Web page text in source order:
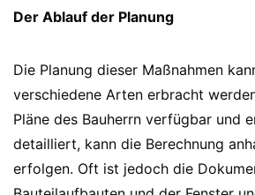
Der Ablauf der Planung
Die Planung dieser Maßnahmen
verschiedene Arten erbracht
Pläne des Bauherrn verfügbar und
detailliert, kann die Berechnung
erfolgen. Oft ist jedoch die